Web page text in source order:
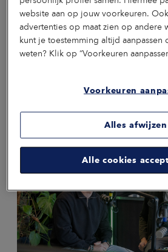
NIEUWS 03 AUGUSTUS 2026
website aan op jouw voorkeuren.
advertenties op maat zien op andere
kunt je toestemming altijd aanpassen
weten? Klik op “Voorkeuren
Voorkeuren
Alles afwijzen
Alle cookies